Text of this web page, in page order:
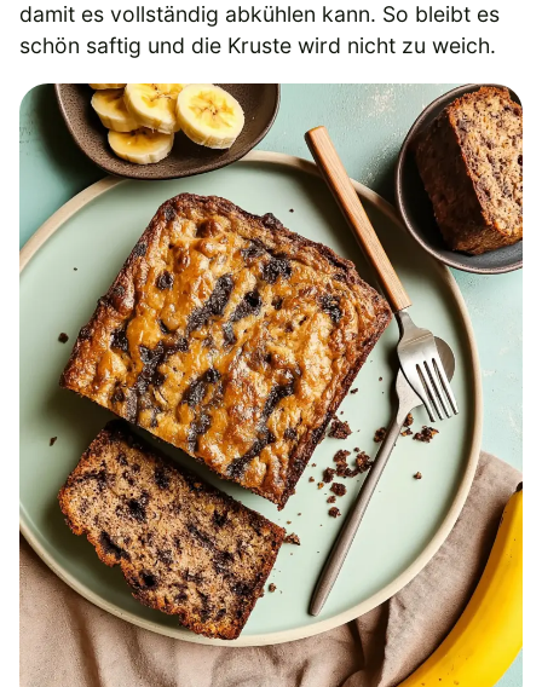
damit es vollständig abkühlen kann. So bleibt es
schön saftig und die Kruste wird nicht zu weich.